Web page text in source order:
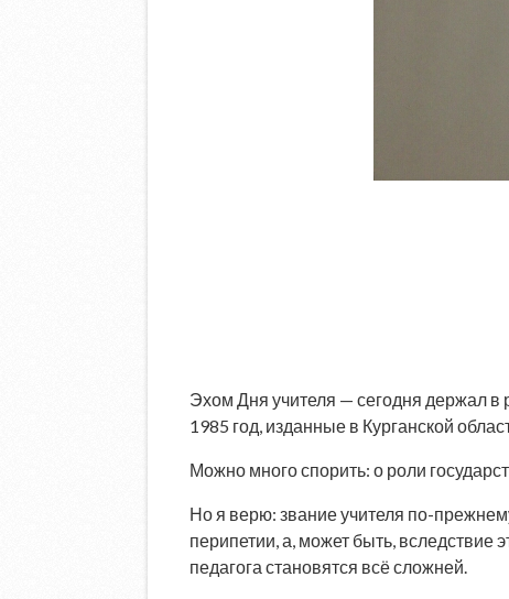
Эхом Дня учителя — сегодня держал в
1985 год, изданные в Курганской
Можно много спорить: о роли
Но я верю: звание учителя по-
перипетии, а, может быть, вследствие
педагога становятся всё сложней.